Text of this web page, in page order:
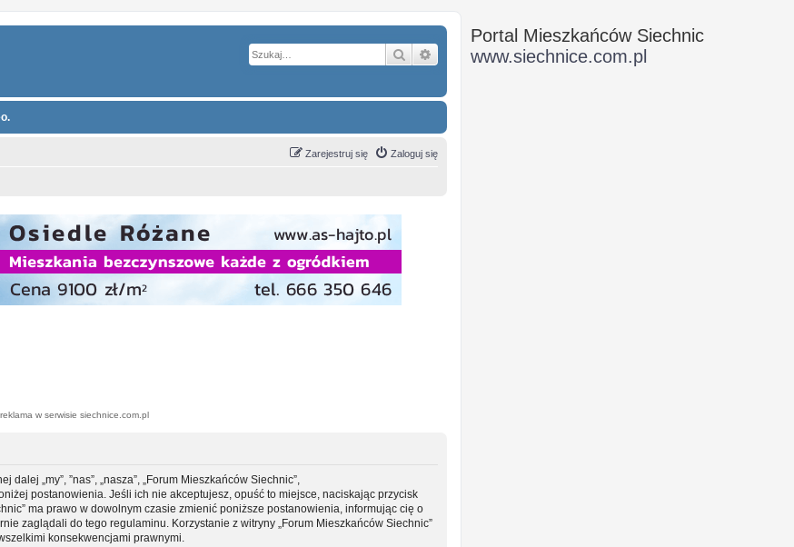
Szukaj Wyszukiwanie zaawansowane
Zaloguj się
Zarejestruj się
w serwisie siechnice.com.pl
„my”, ”nas”, „nasza”, „Forum Mieszkańców Siechnic”,
postanowienia. Jeśli ich nie akceptujesz, opuść to miejsce, naciskając przycisk
ma prawo w dowolnym czasie zmienić poniższe postanowienia, informując cię o
zaglądali do tego regulaminu. Korzystanie z witryny „Forum Mieszkańców Siechnic”
konsekwencjami prawnymi.
Portal Mieszkańców Siechnic
www.siechnice.com.pl